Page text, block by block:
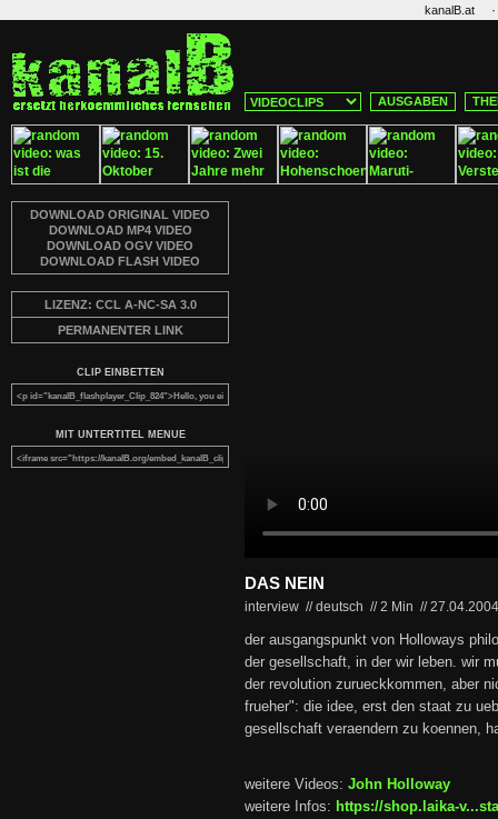
kanalB.at ·
AUSGABEN
DOWNLOAD ORIGINAL VIDEO
DOWNLOAD MP4 VIDEO
DOWNLOAD OGV VIDEO
DOWNLOAD FLASH VIDEO
LIZENZ: CCL A-NC-SA 3.0
PERMANENTER LINK
CLIP EINBETTEN
MIT UNTERTITEL MENUE
DAS NEIN
interview // deutsch //2 Min //
der ausgangspunkt von Holloways
der gesellschaft, in der wir leben. wir
der revolution zurueckkommen, aber
frueher": die idee, erst den staat zu
gesellschaft veraendern zu koennen,
weitere Videos: John Holloway
weitere Infos: https://shop.laika-